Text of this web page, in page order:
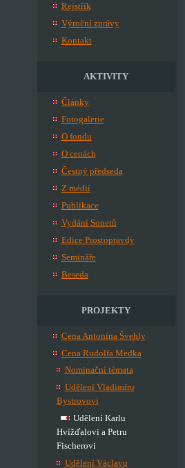
Rejstřík
Výroční zprávy
Kontakt
AKTIVITY
Články
Fotogalerie
O fondu
O cenách
Čestný předseda
Z médií
Publikace
Vydání Sonetů
Edice Prostopravdy
Semináře
Beseda
PROJEKTY
Cena Antonína Švehly
Cena Rudolfa Medka
Nominační témata
Udělení Vladimíru
Bystrovovi
Udělení Karlu
Hvížďalovi a Petru
Fischerovi
Udělení Václavu